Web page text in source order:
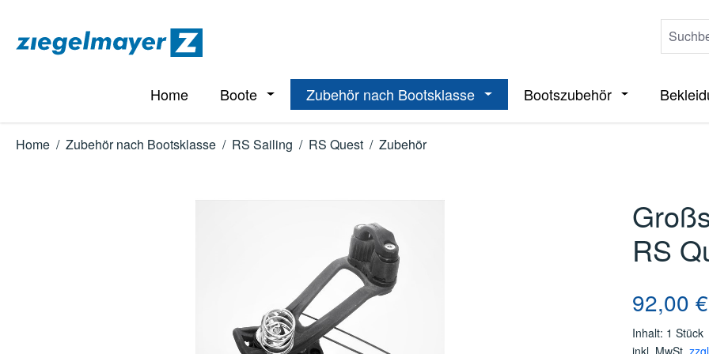
Home Boote Öffne oder Schließe das Dropdown der Kategorie Boote
Zubehör nach Bootsklasse Öffne oder Schließe das Dropdown
Bootszubehör Öffne oder
Home / Zubehör nach Bootsklasse / RS Sailing / RS Quest / Zubehör
RS
Regulärer
92,00 €
Inhalt: 1 Stück
inkl. MwSt.